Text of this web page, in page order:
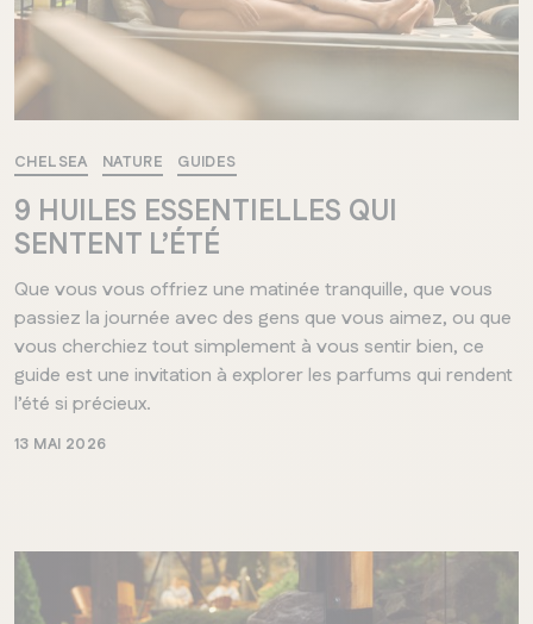
CHELSEA NATURE GUIDES
9 HUILES ESSENTIELLES QUI
SENTENT L’ÉTÉ
Que vous vous offriez une matinée tranquille, que vous
passiez la journée avec des gens que vous aimez, ou que
vous cherchiez tout simplement à vous sentir bien, ce
guide est une invitation à explorer les parfums qui rendent
l’été si précieux.
13 MAI 2026